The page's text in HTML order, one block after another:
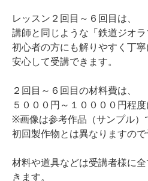
レッスン２回目～６回目は、
講師と同じような「鉄道ジオラ
初心者の方にも解りやすく丁
安心して受講できます。
２回目～６回目の材料費は、
５０００円～１００００円程度
※画像は参考作品（サンプル）
初回製作物とは異なりますので
材料や道具などは受講者様に
きます。